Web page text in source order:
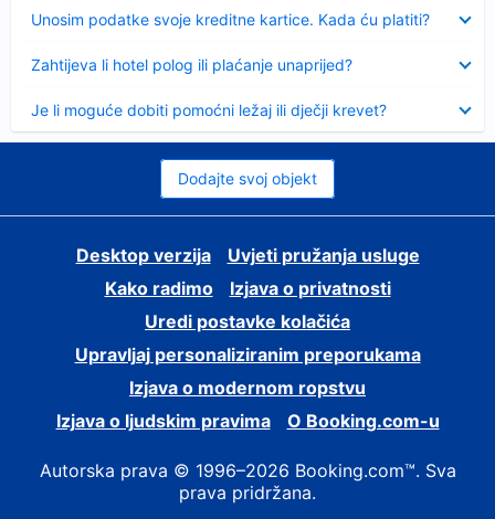
Unosim podatke svoje kreditne kartice. Kada ću platiti?
Zahtijeva li hotel polog ili plaćanje unaprijed?
Je li moguće dobiti pomoćni ležaj ili dječji krevet?
Dodajte svoj objekt
Desktop verzija
Uvjeti pružanja usluge
Kako radimo
Izjava o privatnosti
Uredi postavke kolačića
Upravljaj personaliziranim preporukama
Izjava o modernom ropstvu
Izjava o ljudskim pravima
O Booking.com-u
Autorska prava © 1996–2026 Booking.com™. Sva
prava pridržana.